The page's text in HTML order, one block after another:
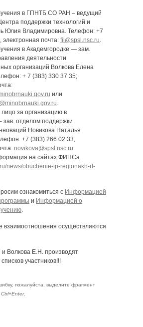
в ГПНТБ СО РАН – ведущий
поддержки технологий и
Юлия Владимировна. Телефон: +7
электронная почта: fil@spsl.nsc.ru.
в Академгородке — зам.
деятельности
организаций Волкова Елена
+ 7 (383) 330 37 35;
или
.
за организацию в
зав. отделом поддержки
Новикова Наталья
+7 (383) 266 02 33,
novikova@spsl.nsc.ru.
на сайтах ФИПСа
news/obuchenie-ip-regionakh-rf-
ознакомиться с Информацией
и Информацией о
.
взаимоотношения осуществляются
Волкова Е.Н. производят
участников!!!
пожалуйста, выделите фрагмент
Ctrl+Enter.